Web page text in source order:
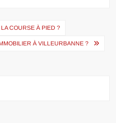
COURSE À PIED ?
À VILLEURBANNE ?